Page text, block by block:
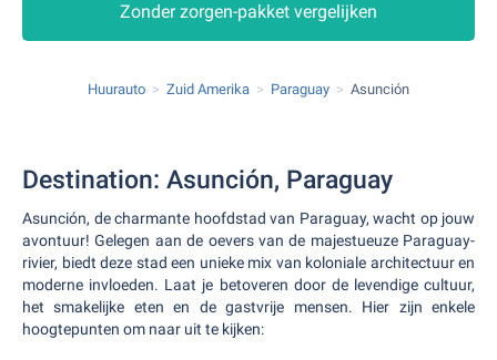
Zonder zorgen-pakket vergelijken
Huurauto Zuid Amerika Paraguay Asunción
Destination: Asunción, Paraguay
Asunción, de charmante hoofdstad van Paraguay, wacht op jouw
avontuur! Gelegen aan de oevers van de majestueuze Paraguay-
rivier, biedt deze stad een unieke mix van koloniale architectuur en
moderne invloeden. Laat je betoveren door de levendige cultuur,
het smakelijke eten en de gastvrije mensen. Hier zijn enkele
hoogtepunten om naar uit te kijken: